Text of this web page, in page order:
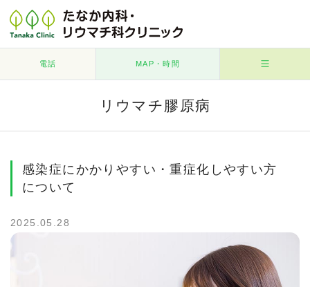
電話 MAP・時間
リウマチ膠原病
感染症にかかりやすい・重症化しやすい方
について
2025.05.28